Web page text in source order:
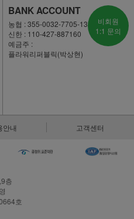
BANK ACCOUNT
농협 : 355-0032-7705-13
신한 : 110-427-887160
예금주 :
플라워리퍼블릭(박상현)
비회원
1:1 문의
안내 고객센터
층
호